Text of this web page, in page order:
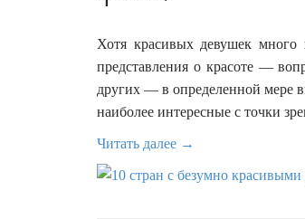
Хотя красивых девушек много
представления о красоте —
других — в определенной мере
наиболее интересные с точки
Читать далее →